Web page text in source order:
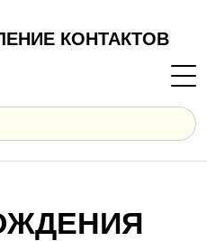
КОНТАКТОВ